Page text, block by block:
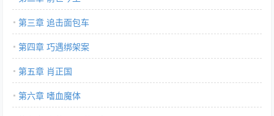
第三章 追击面包车
第四章 巧遇绑架案
第五章 肖正国
第六章 嗜血魔体